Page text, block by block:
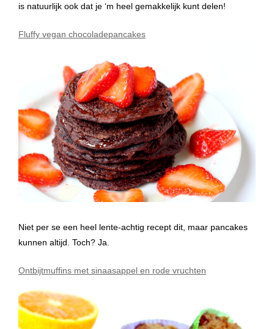
is natuurlijk ook dat je ‘m heel gemakkelijk kunt delen!
Fluffy vegan chocoladepancakes
Niet per se een heel lente-achtig recept dit, maar pancakes
kunnen altijd. Toch? Ja.
Ontbijtmuffins met sinaasappel en rode vruchten